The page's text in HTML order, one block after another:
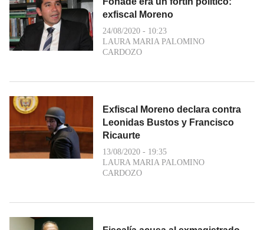
exfiscal Moreno
24/08/2020 - 10:23
LAURA MARIA PALOMINO
CARDOZO
Exfiscal Moreno declara contra
Leonidas Bustos y Francisco
Ricaurte
13/08/2020 - 19:35
LAURA MARIA PALOMINO
CARDOZO